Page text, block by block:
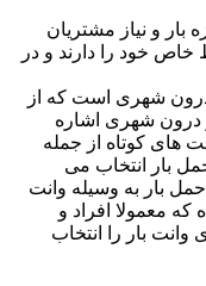
بار و نیاز مشتریان
خود را دارند و در
درون شهری است که از
درون شهری اشاره
های کوتاه از جمله
بار انتخاب می
بار به وسیله وانت
معمولا افراد و
بار را انتخاب